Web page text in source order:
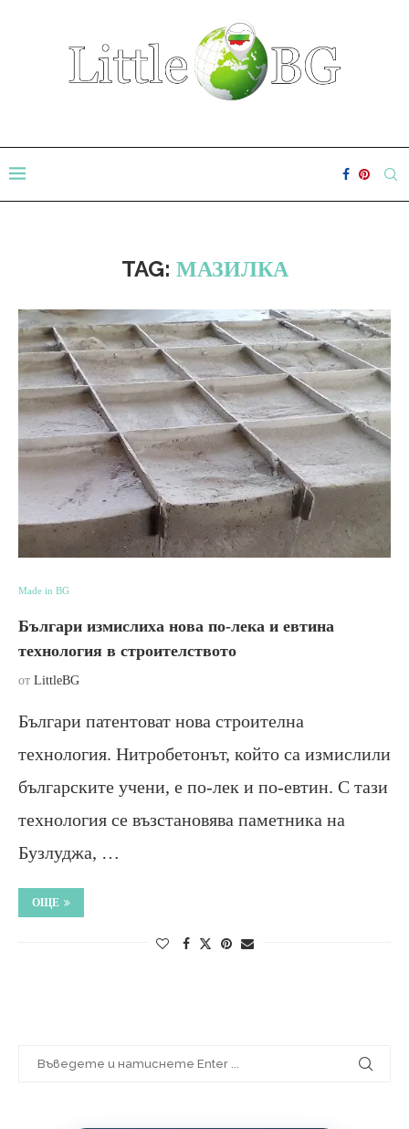
TAG: МАЗИЛКА
Made in BG
Българи измислиха нова по-лека и евтина
технология в строителството
от LittleBG
Българи патентоват нова строителна
технология. Нитробетонът, който са измислили
българските учени, е по-лек и по-евтин. С тази
технология се възстановява паметника на
Бузлуджа, …
ОЩЕ